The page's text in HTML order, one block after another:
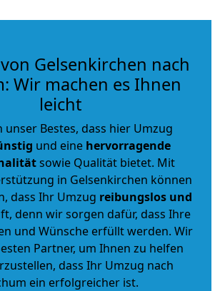
Gelsenkirchen nach
Wir machen es Ihnen
leicht
unser Bestes, dass hier Umzug
und eine hervorragende
sowie Qualität bietet. Mit
in Gelsenkirchen können
dass Ihr Umzug reibungslos und
denn wir sorgen dafür, dass Ihre
und Wünsche erfüllt werden. Wir
Partner, um Ihnen zu helfen
dass Ihr Umzug nach
ein erfolgreicher ist.